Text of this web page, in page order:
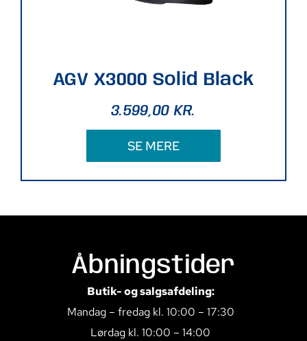
AGV X3000 Solid Black
3.599,00KR.
SE MERE
Åbningstider
Butik- og salgsafdeling:
Mandag – fredag kl. 10:00 – 17:30
Lørdag kl. 10:00 – 14:00